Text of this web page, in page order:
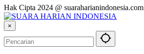
Hak Cipta 2024 @ suaraharianindonesia.com
×